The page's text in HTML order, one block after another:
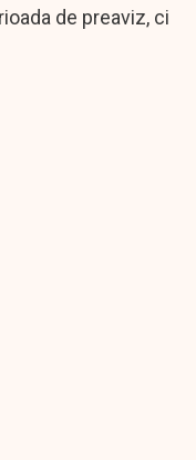
de preaviz, ci